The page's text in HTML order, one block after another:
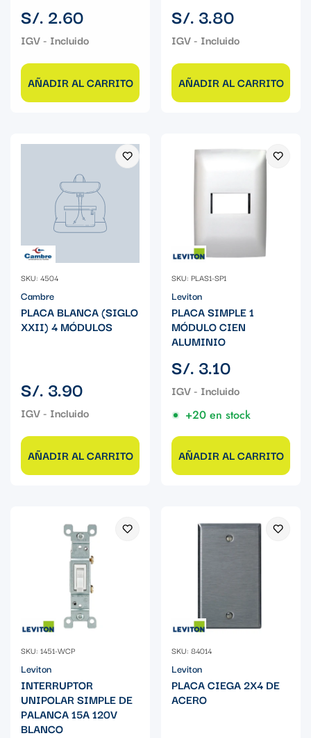
Precio
regular
S/. 2.60
AÑADIR AL CARRITO
Precio
regular
S/. 3.80
AÑADIR AL CARRITO
SKU: 4504
Cambre
PLACA BLANCA (SIGLO
XXII) 4 MÓDULOS
Precio
regular
S/. 3.90
AÑADIR AL CARRITO
SKU: PLAS1-SP1
Leviton
PLACA SIMPLE 1
MÓDULO CIEN
ALUMINIO
Precio
regular
S/. 3.10
+20 en stock
AÑADIR AL CARRITO
SKU: 1451-WCP
Leviton
INTERRUPTOR
UNIPOLAR SIMPLE DE
PALANCA 15A 120V
BLANCO
SKU: 84014
Leviton
PLACA CIEGA 2X4 DE
ACERO